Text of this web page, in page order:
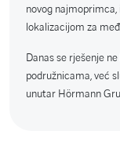
novog
lokalizacijom za
Danas se rješenje
podružnicama, već
unutar Hörmann